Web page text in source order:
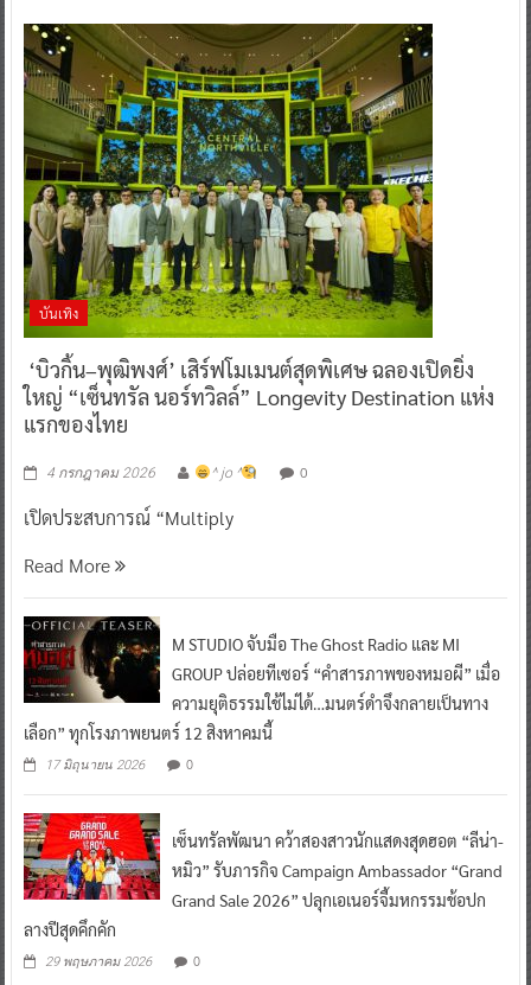
บันเทิง
‘บิวกิ้น–พุฒิพงศ์’ เสิร์ฟโมเมนต์สุดพิเศษ ฉลองเปิดยิ่ง
ใหญ่ “เซ็นทรัล นอร์ทวิลล์” Longevity Destination แห่ง
แรกของไทย
4 กรกฎาคม 2026 ^ jo ^ 0
เปิดประสบการณ์ “Multiply
Read More
M STUDIO จับมือ The Ghost Radio และ MI
GROUP ปล่อยทีเซอร์ “คำสารภาพของหมอผี” เมื่อ
ความยุติธรรมใช้ไม่ได้…มนตร์ดำจึงกลายเป็นทาง
เลือก” ทุกโรงภาพยนตร์ 12 สิงหาคมนี้
17 มิถุนายน 2026 0
เซ็นทรัลพัฒนา คว้าสองสาวนักแสดงสุดฮอต “ลีน่า-
หมิว” รับภารกิจ Campaign Ambassador “Grand
Grand Sale 2026” ปลุกเอเนอร์จี้มหกรรมช้อปก
ลางปีสุดคึกคัก
29 พฤษภาคม 2026 0